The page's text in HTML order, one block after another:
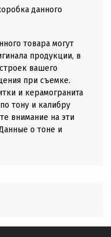
данного
товара могут
продукции, в
вашего
при съемке.
и керамогранита
тону и калибру
внимание на эти
о тоне и